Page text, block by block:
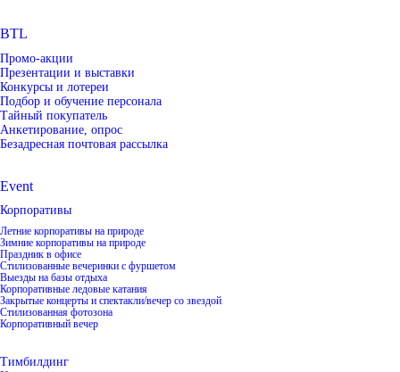
BTL
Промо-акции
Презентации и выставки
Конкурсы и лотереи
Подбор и обучение персонала
Тайный покупатель
Анкетирование, опрос
Безадресная почтовая рассылка
Event
Корпоративы
Летние корпоративы на природе
Зимние корпоративы на природе
Праздник в офисе
Стилизованные вечеринки с фуршетом
Выезды на базы отдыха
Корпоративные ледовые катания
Закрытые концерты и спектакли/вечер со звездой
Стилизованная фотозона
Корпоративный вечер
Тимбилдинг